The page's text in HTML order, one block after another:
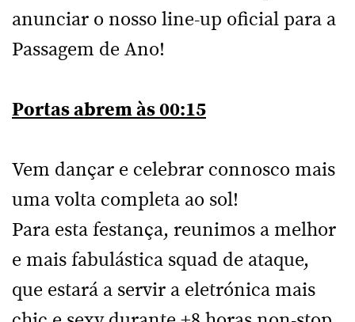
anunciar o nosso line-up oficial para a
Passagem de Ano!
Portas abrem às 00:15
Vem dançar e celebrar connosco mais
uma volta completa ao sol!
Para esta festança, reunimos a melhor
e mais fabulástica squad de ataque,
que estará a servir a eletrónica mais